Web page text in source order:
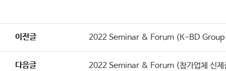
이전글 2022 Seminar & Forum (K-BD Group
다음글 2022 Seminar & Forum (참가업체 신제